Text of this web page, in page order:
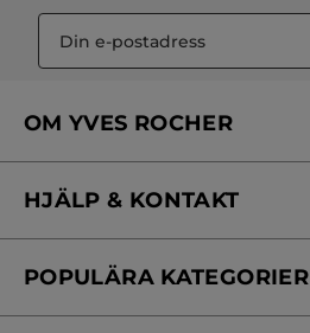
OM YVES ROCHER
Vårt engagemang
Skönhetstips
HJÄLP & KONTAKT
Kontakta oss
POPULÄRA KATEGORIER